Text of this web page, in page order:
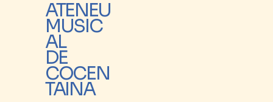
ATENEU
MUSIC
AL
DE
COCEN
TAINA